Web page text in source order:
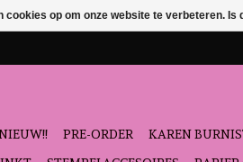
PRE-ORDER KAREN
cookies op om onze website te verbeteren. Is